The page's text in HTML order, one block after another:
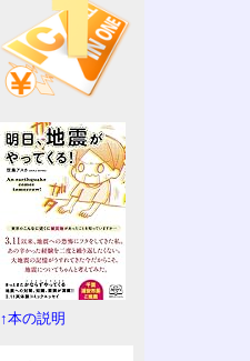
↑本の説明